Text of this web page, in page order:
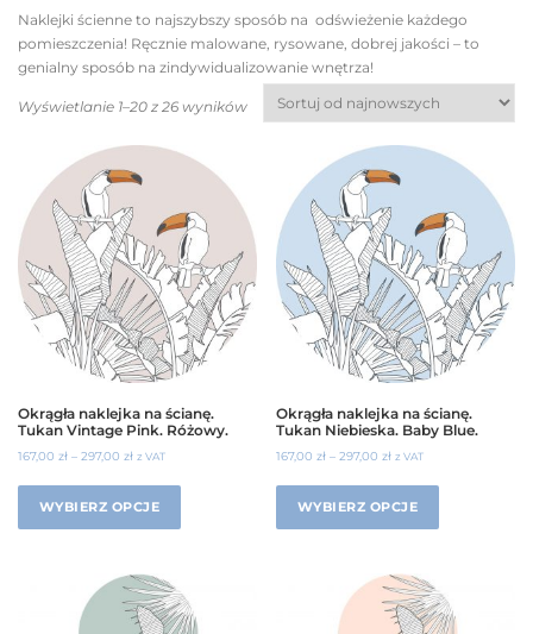
Naklejki ścienne to najszybszy sposób na odświeżenie każdego
pomieszczenia! Ręcznie malowane, rysowane, dobrej jakości – to
genialny sposób na zindywidualizowanie wnętrza!
Wyświetlanie 1–20 z 26 wyników
Okrągła naklejka na ścianę.
Tukan Vintage Pink. Różowy.
167,00 zł – 297,00 zł z VAT
WYBIERZ OPCJE
Okrągła naklejka na ścianę.
Tukan Niebieska. Baby Blue.
167,00zł –297,00zł z VAT
WYBIERZ OPCJE